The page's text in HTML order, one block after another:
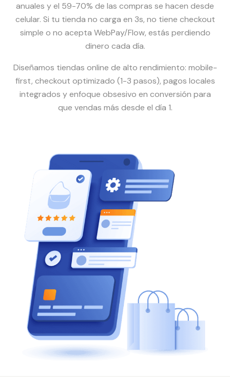
anuales y el 59-70% de las compras se hacen desde
celular. Si tu tienda no carga en 3s, no tiene checkout
simple o no acepta WebPay/Flow, estás perdiendo
dinero cada día.
Diseñamos tiendas online de alto rendimiento: mobile-
first, checkout optimizado (1-3 pasos), pagos locales
integrados y enfoque obsesivo en conversión para
que vendas más desde el día 1.